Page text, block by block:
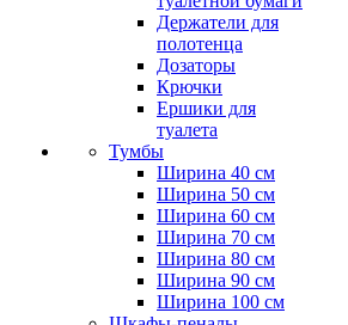
Держатели для
полотенца
Дозаторы
Крючки
Ершики для
туалета
Тумбы
Ширина 40 см
Ширина 50 см
Ширина 60 см
Ширина 70 см
Ширина 80 см
Ширина 90 см
Ширина 100 см